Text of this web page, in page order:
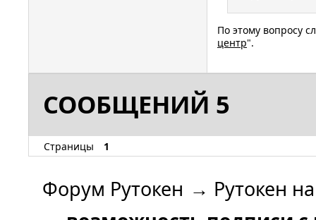
По этому вопросу
центр".
СООБЩЕНИЙ 5
Страницы 1
Форум Рутокен → Рутокен